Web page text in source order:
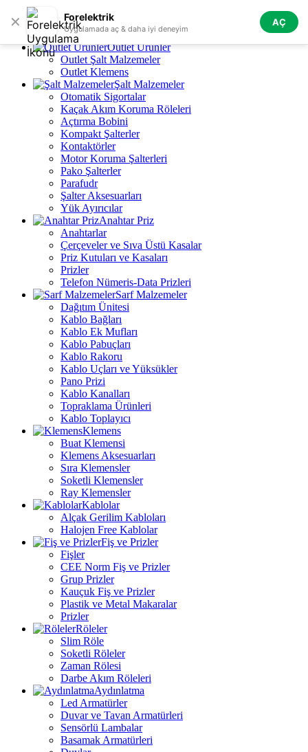
✕ Forelektrik
Uygulamada aç & daha iyi deneyim
AÇ
Skip to navigation Skip to main content
Tüm Kategoriler
Outlet Ürünler
Outlet Şalt Malzemeler
Outlet Klemens
Şalt Malzemeler
Otomatik Sigortalar
Kaçak Akım Koruma Röleleri
Açtırma Bobini
Kompakt Şalterler
Kontaktörler
Motor Koruma Şalterleri
Pako Şalterler
Parafudr
Şalter Aksesuarları
Yük Ayırıcılar
Anahtar Priz
Anahtarlar
Çerçeveler ve Sıva Üstü Kasalar
Priz Kutuları ve Kasaları
Prizler
Telefon Nümeris-Data Prizleri
Sarf Malzemeler
Dağıtım Ünitesi
Kablo Bağları
Kablo Ek Mufları
Kablo Pabuçları
Kablo Rakoru
Kablo Uçları ve Yüksükler
Pano Prizi
Kablo Kanalları
Topraklama Ürünleri
Kablo Toplayıcı
Klemens
Buat Klemensi
Klemens Aksesuarları
Sıra Klemensler
Soketli Klemensler
Ray Klemensler
Kablolar
Alçak Gerilim Kabloları
Halojen Free Kablolar
Fiş ve Prizler
Fişler
CEE Norm Fiş ve Prizler
Grup Prizler
Kauçuk Fiş ve Prizler
Plastik ve Metal Makaralar
Prizler
Röleler
Slim Röle
Soketli Röleler
Zaman Rölesi
Darbe Akım Röleleri
Aydınlatma
Led Armatürler
Duvar ve Tavan Armatürleri
Sensörlü Lambalar
Basamak Armatürleri